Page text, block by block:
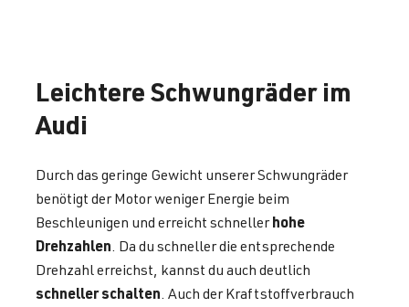
Leichtere Schwungräder im
Audi
Durch das geringe Gewicht unserer Schwungräder
benötigt der Motor weniger Energie beim
Beschleunigen und erreicht schnellerhohe
Drehzahlen. Da du schneller die entsprechende
Drehzahl erreichst, kannst du auch deutlich
schneller schalten. Auch der Kraftstoffverbrauch